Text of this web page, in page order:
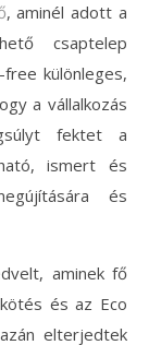
, aminél adott a
csaptelep
különleges,
a vállalkozás
fektet a
ismert és
és
aminek fő
és az Eco
elterjedtek